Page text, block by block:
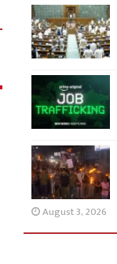
August 3, 2026